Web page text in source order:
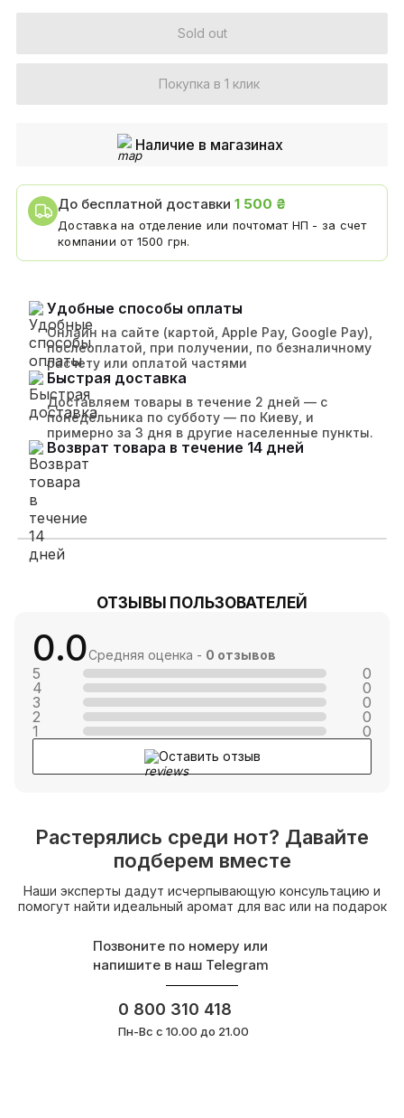
Sold out
Покупка в 1 клик
Наличие в магазинах
До бесплатной доставки1 500 ₴
Доставка на отделение или почтомат НП - за счет
компании от 1500 грн.
Удобные способы оплаты
Онлайн на сайте (картой, Apple Pay, Google Pay),
послеоплатой, при получении, по безналичному
расчету или оплатой частями
Быстрая доставка
Доставляем товары в течение 2 дней — с
понедельника по субботу — по Киеву, и
примерно за 3 дня в другие населенные пункты.
Возврат товара в течение 14 дней
ОТЗЫВЫ ПОЛЬЗОВАТЕЛЕЙ
0.0Средняя оценка - 0 отзывов
5
0
4
0
3
0
2
0
1
0
Оставить отзыв
Растерялись среди нот? Давайте
подберем вместе
Наши эксперты дадут исчерпывающую консультацию и
помогут найти идеальный аромат для вас или на подарок
Позвоните по номеру или
напишите в наш Telegram
0 800 310 418
Пн-Вс с 10.00 до 21.00